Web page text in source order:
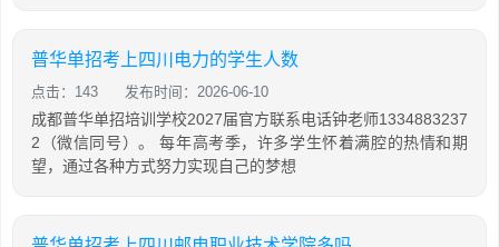
普华单招考上四川电力的学生人数
点击：143 发布时间：2026-06-10
成都普华单招培训学校2027届官方联系电话钟老师1334883237
2（微信同号）。 每年高考季，许多学生怀着满腔的热情和期
望，通过各种方式努力实现自己的梦想